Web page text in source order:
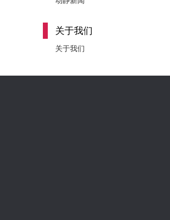
关于我们
关于我们